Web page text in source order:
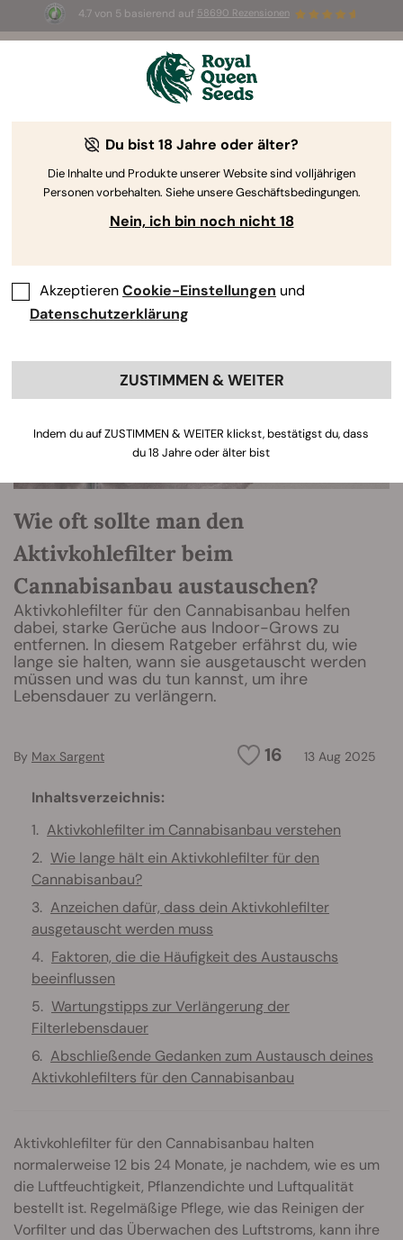
4.7 von 5 basierend auf 58690 Rezensionen
☀️ Sommer-Sale: Bis zu 50 % Rabatt
auf ausgewählte Produkte! ⏤
The RQS Blog
Wie oft sollte man den
Aktivkohlefilter beim
Cannabisanbau austauschen?
Aktivkohlefilter für den Cannabisanbau helfen
dabei, starke Gerüche aus Indoor-Grows zu
entfernen. In diesem Ratgeber erfährst du, wie
lange sie halten, wann sie ausgetauscht werden
müssen und was du tun kannst, um ihre
Lebensdauer zu verlängern.
16 13 Aug 2025
By Max Sargent
Inhaltsverzeichnis:
Aktivkohlefilter im Cannabisanbau verstehen
Wie lange hält ein Aktivkohlefilter für den
Cannabisanbau?
Anzeichen dafür, dass dein Aktivkohlefilter
ausgetauscht werden muss
Faktoren, die die Häufigkeit des Austauschs
beeinflussen
Wartungstipps zur Verlängerung der
Filterlebensdauer
Abschließende Gedanken zum Austausch deines
Aktivkohlefilters für den Cannabisanbau
Aktivkohlefilter für den Cannabisanbau halten
normalerweise 12 bis 24 Monate, je nachdem, wie es um
die Luftfeuchtigkeit, Pflanzendichte und Luftqualität
bestellt ist. Regelmäßige Pflege, wie das Reinigen der
Vorfilter und das Überwachen des Luftstroms, kann ihre
Du bist 18 Jahre oder älter?
Die Inhalte und Produkte unserer Website sind volljährigen
Personen vorbehalten. Siehe unsere Geschäftsbedingungen.
Nein, ich bin noch nicht 18
AkzeptierenCookie-Einstellungen und
Datenschutzerklärung
ZUSTIMMEN & WEITER
Indem du auf ZUSTIMMEN & WEITER klickst, bestätigst du, dass
du 18 Jahre oder älter bist